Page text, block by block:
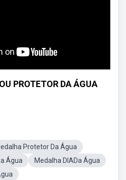
PROTETOR DA ÁGUA
Protetor Da Água
Água
Medalha DIADa Água